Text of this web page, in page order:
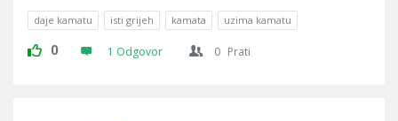
daje kamatu isti grijeh kamata uzima kamatu
0 1 Odgovor 0 Prati